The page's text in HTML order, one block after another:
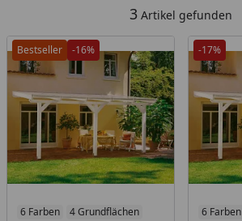
3 Artikel gefunden
Bestseller -16%
6 Farben 4 Grundflächen
-17%
6 Farben